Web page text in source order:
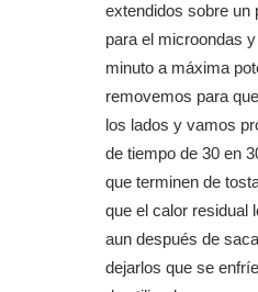
extendidos sobre un
para el microondas
minuto a máxima
removemos para
los lados y vamos
de tiempo de 30 en
que terminen de
que el calor residual
aun después de
dejarlos que se